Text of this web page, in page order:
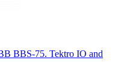
BBS-75. Tektro IO and